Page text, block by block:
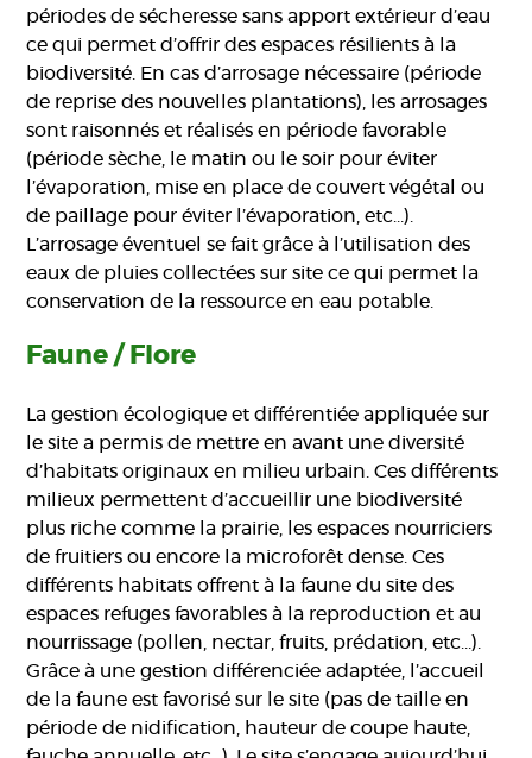
périodes de sécheresse sans apport extérieur d’eau
ce qui permet d’offrir des espaces résilients à la
biodiversité. En cas d’arrosage nécessaire (période
de reprise des nouvelles plantations), les arrosages
sont raisonnés et réalisés en période favorable
(période sèche, le matin ou le soir pour éviter
l’évaporation, mise en place de couvert végétal ou
de paillage pour éviter l’évaporation, etc…).
L’arrosage éventuel se fait grâce à l’utilisation des
eaux de pluies collectées sur site ce qui permet la
conservation de la ressource en eau potable.
Faune / Flore
La gestion écologique et différentiée appliquée sur
le site a permis de mettre en avant une diversité
d’habitats originaux en milieu urbain. Ces différents
milieux permettent d’accueillir une biodiversité
plus riche comme la prairie, les espaces nourriciers
de fruitiers ou encore la microforêt dense. Ces
différents habitats offrent à la faune du site des
espaces refuges favorables à la reproduction et au
nourrissage (pollen, nectar, fruits, prédation, etc…).
Grâce à une gestion différenciée adaptée, l’accueil
de la faune est favorisé sur le site (pas de taille en
période de nidification, hauteur de coupe haute,